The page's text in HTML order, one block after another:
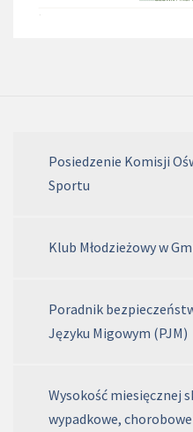
Posiedzenie Komisji
Sportu
Klub Młodzieżowy w
Poradnik
Języku Migowym (PJM)
Wysokość miesięcznej
wypadkowe,